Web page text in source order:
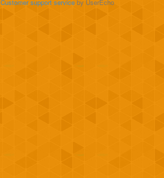
Customer support serviceby UserEcho